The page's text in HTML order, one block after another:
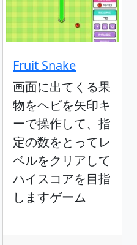
Fruit Snake
画面に出てくる果
物をヘビを矢印キ
ーで操作して、指
定の数をとってレ
ベルをクリアして
ハイスコアを目指
しますゲーム